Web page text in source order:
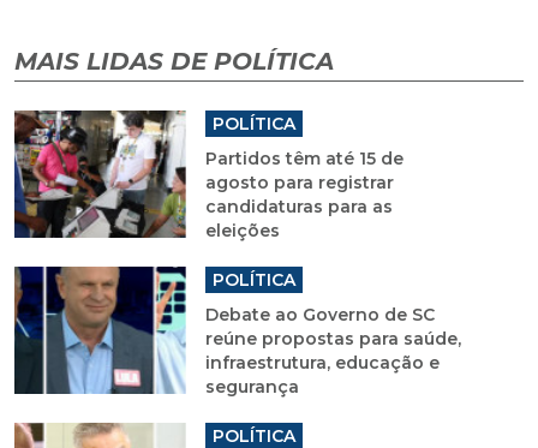
MAIS LIDAS DE POLÍTICA
POLÍTICA
Partidos têm até 15 de
agosto para registrar
candidaturas para as
eleições
POLÍTICA
Debate ao Governo de SC
reúne propostas para saúde,
infraestrutura, educação e
segurança
POLÍTICA